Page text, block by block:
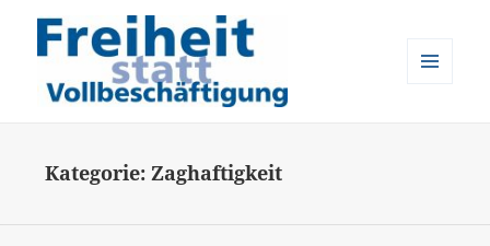
Kategorie:Zaghaftigkeit